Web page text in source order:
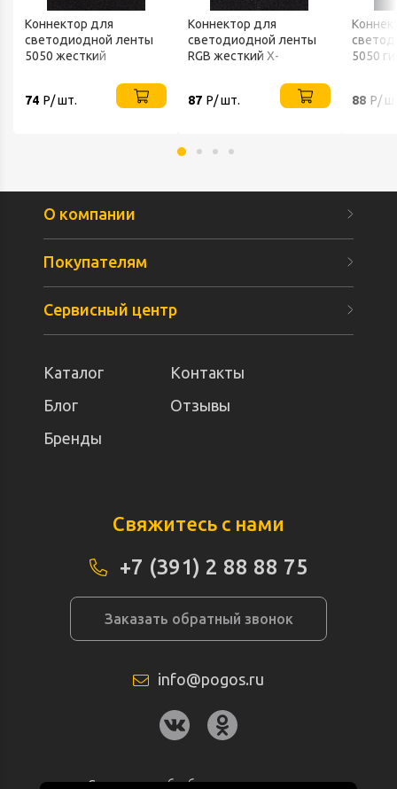
Коннектор для
светодиодной ленты
5050 жесткий
74 Р/ шт.
Коннектор для
светодиодной ленты
RGB жесткий Х-
87 Р/ шт.
5050
88 Р/
О компании
Покупателям
Сервисный центр
Каталог
Контакты
Блог
Отзывы
Бренды
Свяжитесь с нами
+7 (391) 2 88 88 75
Заказать обратный звонок
info@pogos.ru
Согласие на обработку персональных